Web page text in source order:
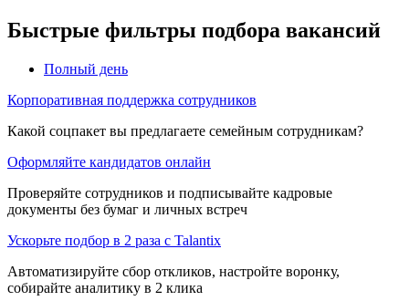
Быстрые фильтры подбора вакансий
Полный день
Корпоративная поддержка сотрудников
Какой соцпакет вы предлагаете семейным сотрудникам?
Оформляйте кандидатов онлайн
Проверяйте сотрудников и подписывайте кадровые
документы без бумаг и личных встреч
Ускорьте подбор в 2 раза с Talantix
Автоматизируйте сбор откликов, настройте воронку,
собирайте аналитику в 2 клика